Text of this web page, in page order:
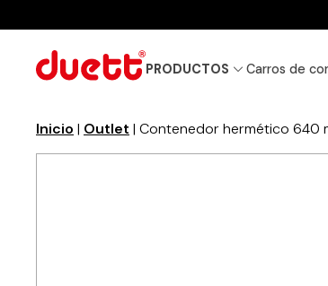
PRODUCTOS Carros de
Inicio | Outlet | Contenedor hermético 640